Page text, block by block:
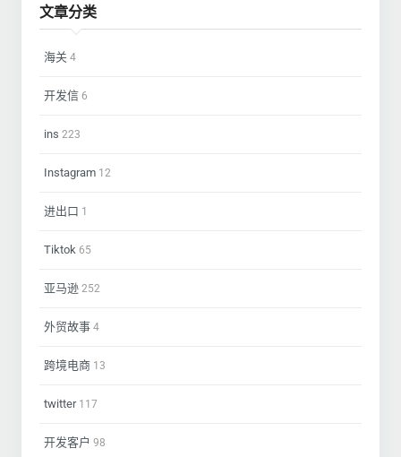
文章分类
海关 4
开发信 6
ins 223
Instagram 12
进出口 1
Tiktok 65
亚马逊 252
外贸故事 4
跨境电商 13
twitter117
开发客户 98